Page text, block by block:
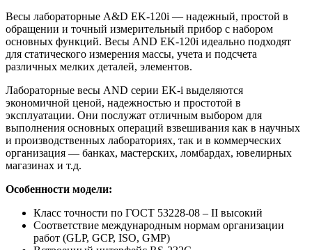
Весы лабораторные A&D EK-120i — надежный, простой в
обращении и точный измерительный прибор с набором
основных функций. Весы AND EK-120i идеально подходят
для статического измерения массы, учета и подсчета
различных мелких деталей, элементов.
Лабораторные весы AND серии EK-i выделяются
экономичной ценой, надежностью и простотой в
эксплуатации. Они послужат отличным выбором для
выполнения основных операций взвешивания как в научных
и производственных лабораториях, так и в коммерческих
организация — банках, мастерских, ломбардах, ювелирных
магазинах и т.д.
Особенности модели:
Класс точности по ГОСТ 53228-08 – II высокий
Соответствие международным нормам организации
работ (GLP, GCP, ISO, GMP)